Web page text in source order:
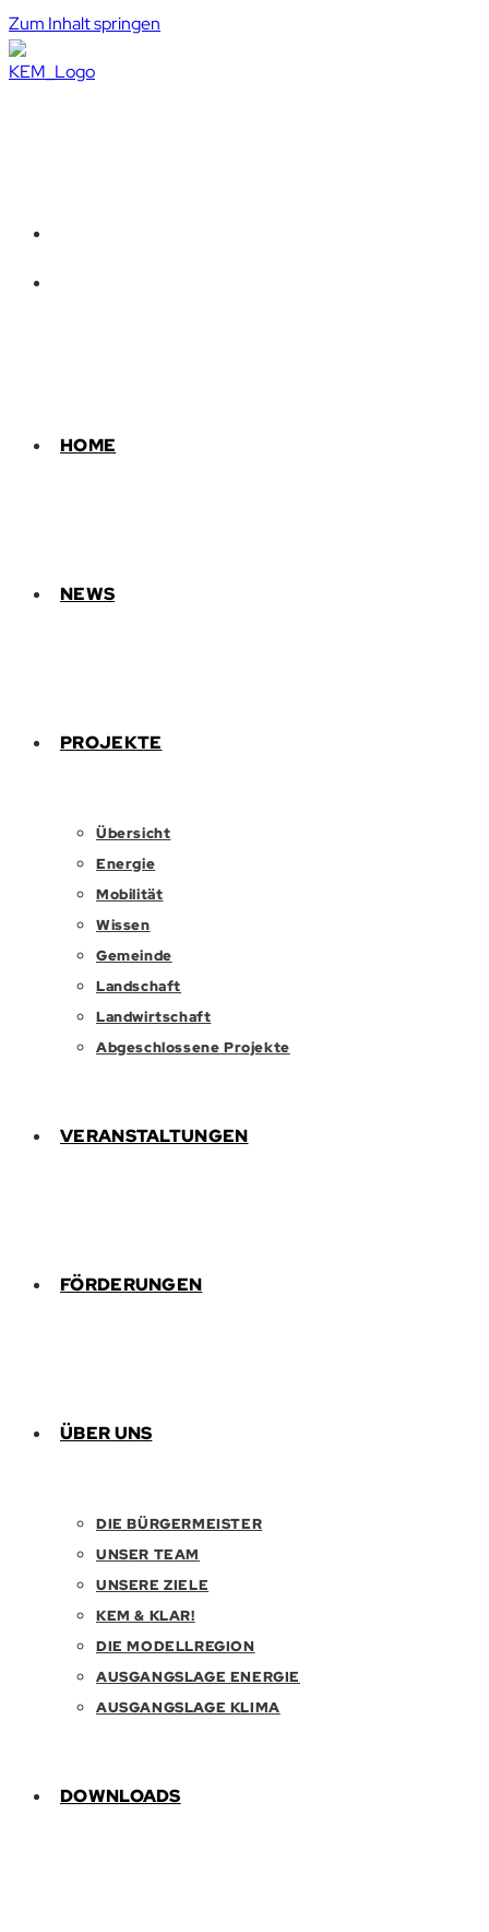
Zum Inhalt springen
HOME
NEWS
PROJEKTE
Übersicht
Energie
Mobilität
Wissen
Gemeinde
Landschaft
Landwirtschaft
Abgeschlossene Projekte
VERANSTALTUNGEN
FÖRDERUNGEN
ÜBER UNS
DIE BÜRGERMEISTER
UNSER TEAM
UNSERE ZIELE
KEM & KLAR!
DIE MODELLREGION
AUSGANGSLAGE ENERGIE
AUSGANGSLAGE KLIMA
DOWNLOADS